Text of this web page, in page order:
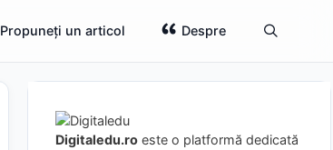
Propuneți un articol Despre
Digitaledu.ro este o platformă dedicată